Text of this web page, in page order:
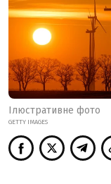
Ілюстративне фото
GETTY IMAGES